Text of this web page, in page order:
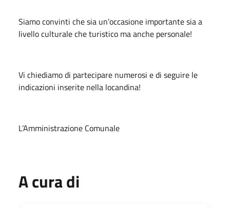
Siamo convinti che sia un’occasione importante sia a
livello culturale che turistico ma anche personale!
Vi chiediamo di partecipare numerosi e di seguire le
indicazioni inserite nella locandina!
L’Amministrazione Comunale
A cura di